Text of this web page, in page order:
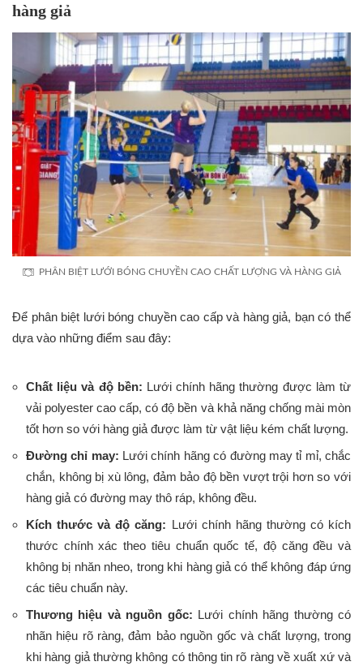
hàng giả
PHÂN BIỆT LƯỚI BÓNG CHUYỀN CAO CHẤT LƯỢNG VÀ HÀNG GIẢ
Để phân biệt lưới bóng chuyền cao cấp và hàng giả, bạn có thể
dựa vào những điểm sau đây:
Chất liệu và độ bền: Lưới chính hãng thường được làm từ
vải polyester cao cấp, có độ bền và khả năng chống mài mòn
tốt hơn so với hàng giả được làm từ vật liệu kém chất lượng.
Đường chỉ may: Lưới chính hãng có đường may tỉ mỉ, chắc
chắn, không bị xù lông, đảm bảo độ bền vượt trội hơn so với
hàng giả có đường may thô ráp, không đều.
Kích thước và độ căng: Lưới chính hãng thường có kích
thước chính xác theo tiêu chuẩn quốc tế, độ căng đều và
không bị nhăn nheo, trong khi hàng giả có thể không đáp ứng
các tiêu chuẩn này.
Thương hiệu và nguồn gốc: Lưới chính hãng thường có
nhãn hiệu rõ ràng, đảm bảo nguồn gốc và chất lượng, trong
khi hàng giả thường không có thông tin rõ ràng về xuất xứ và